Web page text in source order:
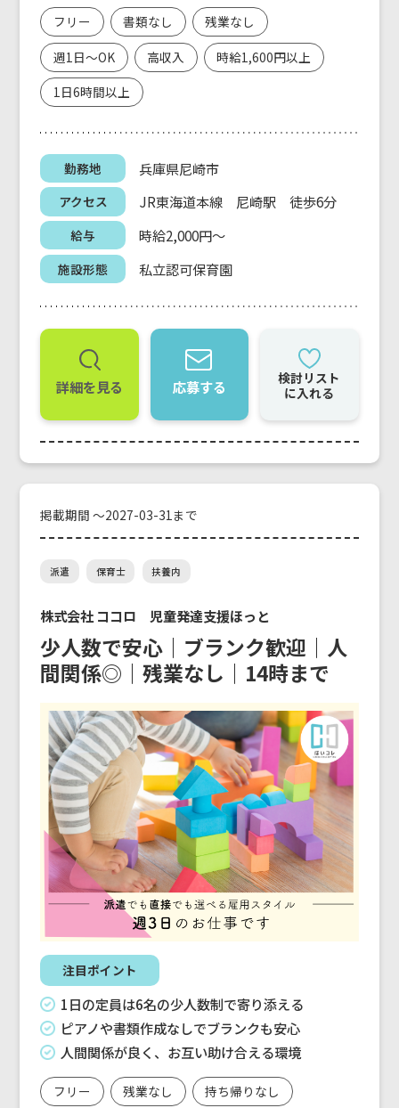
フリー 書類なし
残業なし
週1日～OK
高収入
時給1,600円以上
1日6時間以上
勤務地 兵庫県尼崎市
アクセス JR東海道本線 尼崎駅 徒歩6分
給与 時給2,000円～
施設形態 私立認可保育園
詳細を見る 応募する
検討リスト
に入れる
掲載期間 ～2027-03-31まで
派遣 保育士 扶養内
株式会社 ココロ 児童発達支援ほっと
少人数で安心｜ブランク歓迎｜人
間関係◎｜残業なし｜14時まで
注目ポイント
1日の定員は6名の少人数制で寄り添える
ピアノや書類作成なしでブランクも安心
人間関係が良く、お互い助け合える環境
フリー 残業なし
持ち帰りなし